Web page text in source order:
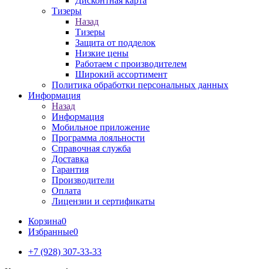
Тизеры
Назад
Тизеры
Защита от подделок
Низкие цены
Работаем с производителем
Широкий ассортимент
Политика обработки персональных данных
Информация
Назад
Информация
Мобильное приложение
Программа лояльности
Справочная служба
Доставка
Гарантия
Производители
Оплата
Лицензии и сертификаты
Корзина0
Избранные0
+7 (928) 307-33-33